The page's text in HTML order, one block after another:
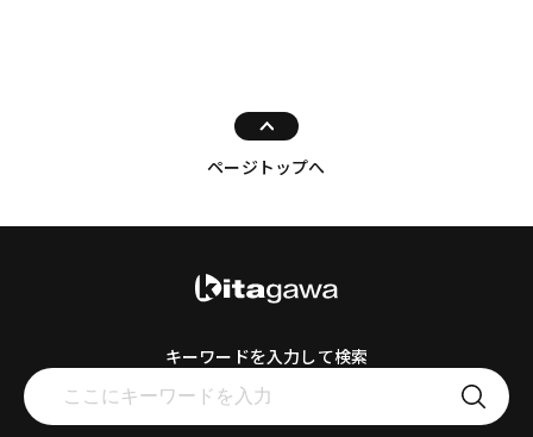
ページトップへ
キーワードを入力して検索